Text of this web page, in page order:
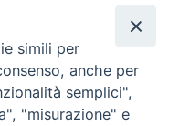
Dove siamo
contatti
simili per
anche per
semplici",
"misurazione" e